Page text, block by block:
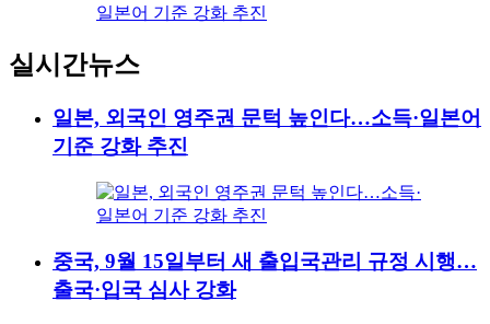
실시간뉴스
일본, 외국인 영주권 문턱 높인다…소득·일본어
기준 강화 추진
중국, 9월 15일부터 새 출입국관리 규정 시행…
출국·입국 심사 강화